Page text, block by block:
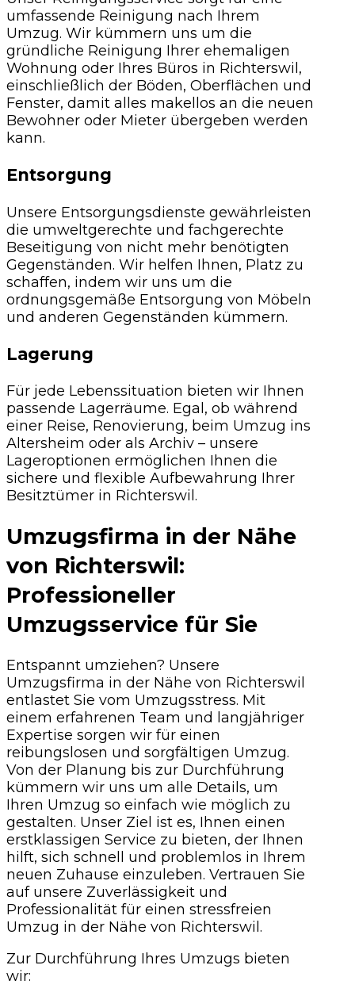
umfassende Reinigung nach Ihrem
Umzug. Wir kümmern uns um die
gründliche Reinigung Ihrer ehemaligen
Wohnung oder Ihres Büros in Richterswil,
einschließlich der Böden, Oberflächen und
Fenster, damit alles makellos an die neuen
Bewohner oder Mieter übergeben werden
kann.
Entsorgung
Unsere Entsorgungsdienste gewährleisten
die umweltgerechte und fachgerechte
Beseitigung von nicht mehr benötigten
Gegenständen. Wir helfen Ihnen, Platz zu
schaffen, indem wir uns um die
ordnungsgemäße Entsorgung von Möbeln
und anderen Gegenständen kümmern.
Lagerung
Für jede Lebenssituation bieten wir Ihnen
passende Lagerräume. Egal, ob während
einer Reise, Renovierung, beim Umzug ins
Altersheim oder als Archiv – unsere
Lageroptionen ermöglichen Ihnen die
sichere und flexible Aufbewahrung Ihrer
Besitztümer in Richterswil.
Umzugsfirma in der Nähe
von Richterswil:
Professioneller
Umzugsservice für Sie
Entspannt umziehen? Unsere
Umzugsfirma in der Nähe von Richterswil
entlastet Sie vom Umzugsstress. Mit
einem erfahrenen Team und langjähriger
Expertise sorgen wir für einen
reibungslosen und sorgfältigen Umzug.
Von der Planung bis zur Durchführung
kümmern wir uns um alle Details, um
Ihren Umzug so einfach wie möglich zu
gestalten. Unser Ziel ist es, Ihnen einen
erstklassigen Service zu bieten, der Ihnen
hilft, sich schnell und problemlos in Ihrem
neuen Zuhause einzuleben. Vertrauen Sie
auf unsere Zuverlässigkeit und
Professionalität für einen stressfreien
Umzug in der Nähe von Richterswil.
Zur Durchführung Ihres Umzugs bieten
wir: